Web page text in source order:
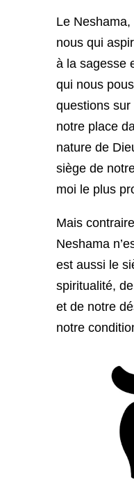
Le Neshama,
nous qui
à la sagesse
qui nous
questions
notre place
nature de
siège de
moi le plus
Mais
Neshama
est aussi le
spiritualité,
et de notre
notre